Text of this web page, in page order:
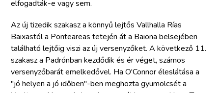
elfogadták-e vagy sem.
Az új tizedik szakasz a könnyű lejtős Vallhalla Rías
Baixastól a Ponteareas tetején át a Baiona belsejében
található lejtőig viszi az új versenyzőket. A következő 11.
szakasz a Padrónban kezdődik és ér véget, számos
versenyzőbarát emelkedővel. Ha O'Connor éleslátása a
"jó helyen a jó időben"-ben meghozta gyümölcsét a